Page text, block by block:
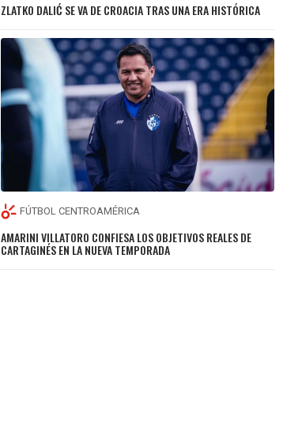
ZLATKO DALIĆ SE VA DE CROACIA TRAS UNA ERA HISTÓRICA
FÚTBOL CENTROAMÉRICA
AMARINI VILLATORO CONFIESA LOS OBJETIVOS REALES DE
CARTAGINÉS EN LA NUEVA TEMPORADA